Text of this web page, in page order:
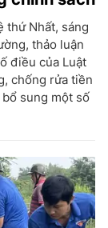
thứ Nhất, sáng
thảo luận
điều của Luật
chống rửa tiền
sung một số